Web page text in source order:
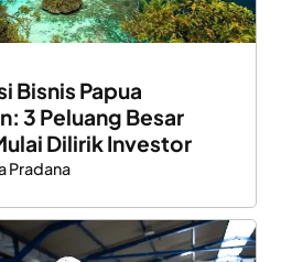
Bisnis Papua
3 Peluang Besar
Dilirik Investor
Pradana